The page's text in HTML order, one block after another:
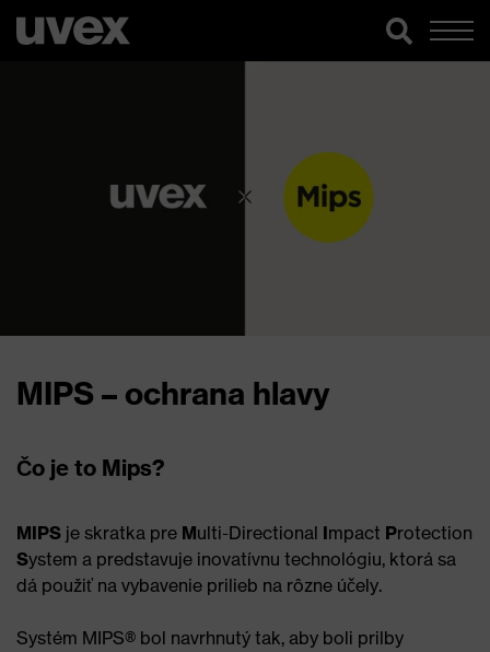
MIPS – ochrana hlavy
Čo je to Mips?
MIPS je skratka pre Multi-Directional Impact Protection
System a predstavuje inovatívnu technológiu, ktorá sa
dá použiť na vybavenie prilieb na rôzne účely.
Systém MIPS® bol navrhnutý tak, aby boli prilby